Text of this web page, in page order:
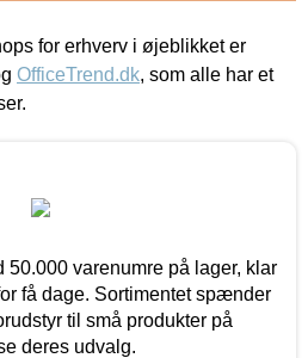
for erhverv i øjeblikket er
OfficeTrend.dk, som alle har et
50.000 varenumre på lager, klar
få dage. Sortimentet spænder
til små produkter på
deres udvalg.